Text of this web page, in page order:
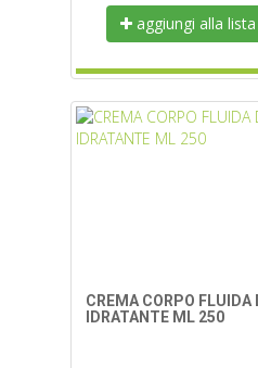
aggiungi alla lista
CREMA CORPO FLUIDA
IDRATANTE ML 250